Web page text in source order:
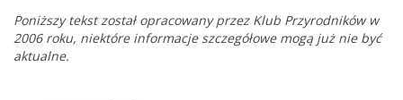
Poniższy tekst został opracowany przez Klub Przyrodników w
2006 roku, niektóre informacje szczegółowe mogą już nie być
aktualne.